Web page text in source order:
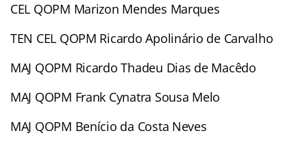
CEL QOPM Marizon Mendes Marques
TEN CEL QOPM Ricardo Apolinário de Carvalho
MAJ QOPM Ricardo Thadeu Dias de Macêdo
MAJ QOPM Frank Cynatra Sousa Melo
MAJ QOPM Benício da Costa Neves